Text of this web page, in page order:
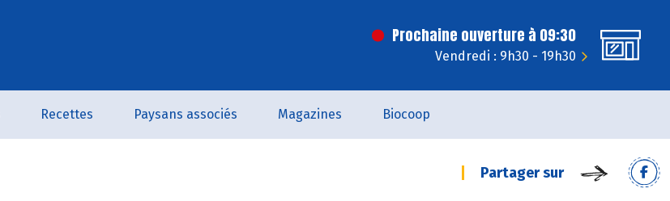
Prochaine ouverture à 09:30
Vendredi : 9h30 - 19h30
Recettes Paysans associés Magazines Biocoop
Partager sur